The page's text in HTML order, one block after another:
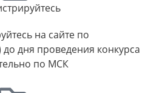
на сайте по
до дня проведения конкурса
по МСК